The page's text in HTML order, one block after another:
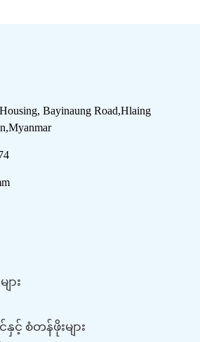
Bayinaung Road,Hlaing
ား
င့် စံတန်ဖိုးများ